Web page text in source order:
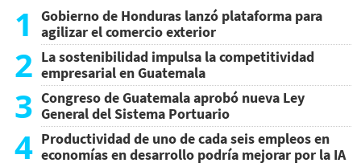
1
Gobierno de Honduras lanzó plataforma para
agilizar el comercio exterior
2 La sostenibilidad impulsa la competitividad
empresarial en Guatemala
3 Congreso de Guatemala aprobó nueva Ley
General del Sistema Portuario
4 Productividad de uno de cada seis empleos en
economías en desarrollo podría mejorar por la IA